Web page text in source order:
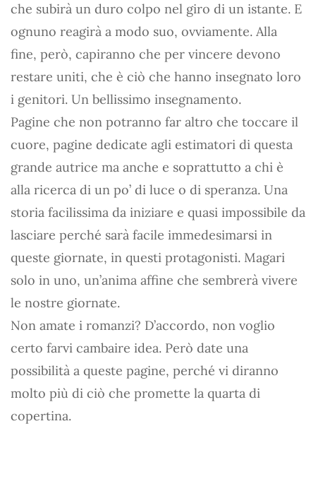
che subirà un duro colpo nel giro di un istante. E
ognuno reagirà a modo suo, ovviamente. Alla
fine, però, capiranno che per vincere devono
restare uniti, che è ciò che hanno insegnato loro
i genitori. Un bellissimo insegnamento.
Pagine che non potranno far altro che toccare il
cuore, pagine dedicate agli estimatori di questa
grande autrice ma anche e soprattutto a chi è
alla ricerca di un po’ di luce o di speranza. Una
storia facilissima da iniziare e quasi impossibile da
lasciare perché sarà facile immedesimarsi in
queste giornate, in questi protagonisti. Magari
solo in uno, un’anima affine che sembrerà vivere
le nostre giornate.
Non amate i romanzi? D’accordo, non voglio
certo farvi cambaire idea. Però date una
possibilità a queste pagine, perché vi diranno
molto più di ciò che promette la quarta di
copertina.